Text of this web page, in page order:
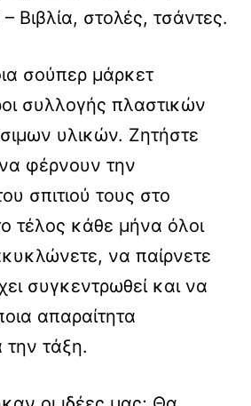
– Βιβλία, στολές, τσάντες.
σούπερ μάρκετ
συλλογής πλαστικών
υλικών. Ζητήστε
φέρνουν την
σπιτιού τους στο
τέλος κάθε μήνα όλοι
να παίρνετε
συγκεντρωθεί και να
απαραίτητα
την τάξη.